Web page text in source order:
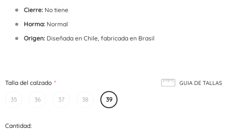
Cierre: No tiene
Horma: Normal
Origen: Diseñada en Chile, fabricada en Brasil
GUIA DE TALLAS
Talla del calzado *
35 36 37 38 39
Cantidad: